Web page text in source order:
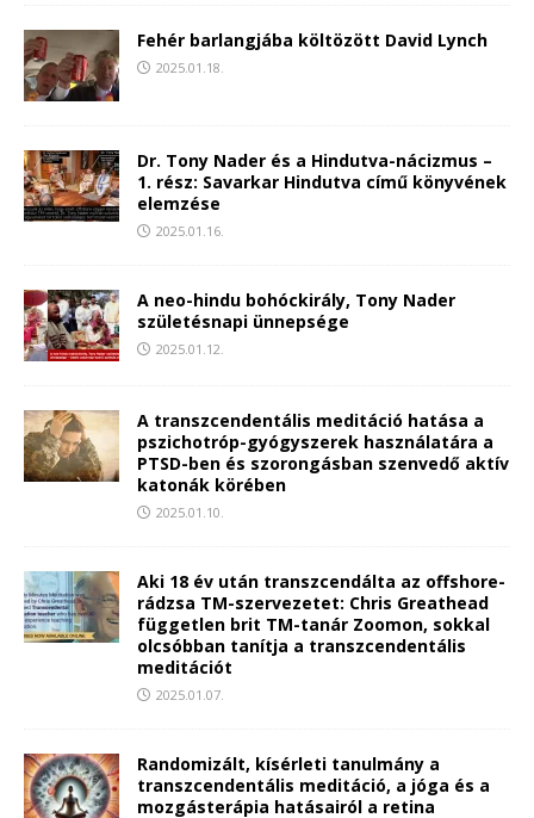
Fehér barlangjába költözött David Lynch
2025.01.18.
Dr. Tony Nader és a Hindutva-nácizmus –
1. rész: Savarkar Hindutva című könyvének
elemzése
2025.01.16.
A neo-hindu bohóckirály, Tony Nader
születésnapi ünnepsége
2025.01.12.
A transzcendentális meditáció hatása a
pszichotróp-gyógyszerek használatára a
PTSD-ben és szorongásban szenvedő aktív
katonák körében
2025.01.10.
Aki 18 év után transzcendálta az offshore-
rádzsa TM-szervezetet: Chris Greathead
független brit TM-tanár Zoomon, sokkal
olcsóbban tanítja a transzcendentális
meditációt
2025.01.07.
Randomizált, kísérleti tanulmány a
transzcendentális meditáció, a jóga és a
mozgásterápia hatásairól a retina